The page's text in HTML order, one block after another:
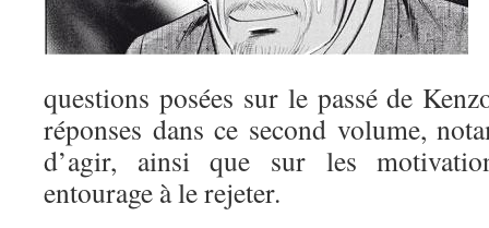
questions posées sur le passé de
réponses dans ce second volume,
d’agir, ainsi que sur les
entourage à le rejeter.